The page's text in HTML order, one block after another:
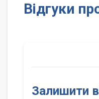
Відгуки
Залишити